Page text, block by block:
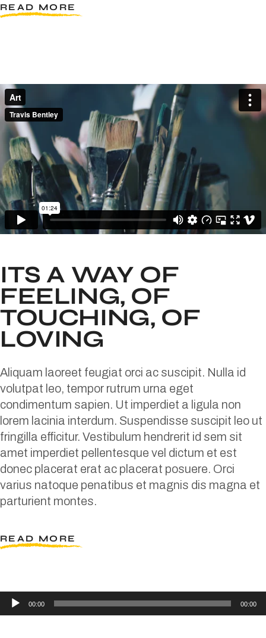
READ MORE
ITS A WAY OF
FEELING, OF
TOUCHING, OF
LOVING
Aliquam laoreet feugiat orci ac suscipit. Nulla id
volutpat leo, tempor rutrum urna eget
condimentum sapien. Ut imperdiet a ligula non
lorem lacinia interdum. Suspendisse suscipit leo ut
fringilla efficitur. Vestibulum hendrerit id sem sit
amet imperdiet pellentesque vel dictum et est
donec placerat erat ac placerat posuere. Orci
varius natoque penatibus et magnis dis magna et
parturient montes.
READ MORE
Reproductor
de
00:00 00:00